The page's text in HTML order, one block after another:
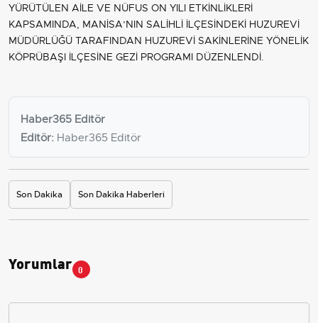
YÜRÜTÜLEN AİLE VE NÜFUS ON YILI ETKİNLİKLERİ
KAPSAMINDA, MANİSA’NIN SALİHLİ İLÇESİNDEKİ HUZUREVİ
MÜDÜRLÜĞÜ TARAFINDAN HUZUREVİ SAKİNLERİNE YÖNELİK
KÖPRÜBAŞI İLÇESİNE GEZİ PROGRAMI DÜZENLENDİ.
Haber365 Editör
Editör: Haber365 Editör
Son Dakika Son Dakika Haberleri
Yorumlar 0